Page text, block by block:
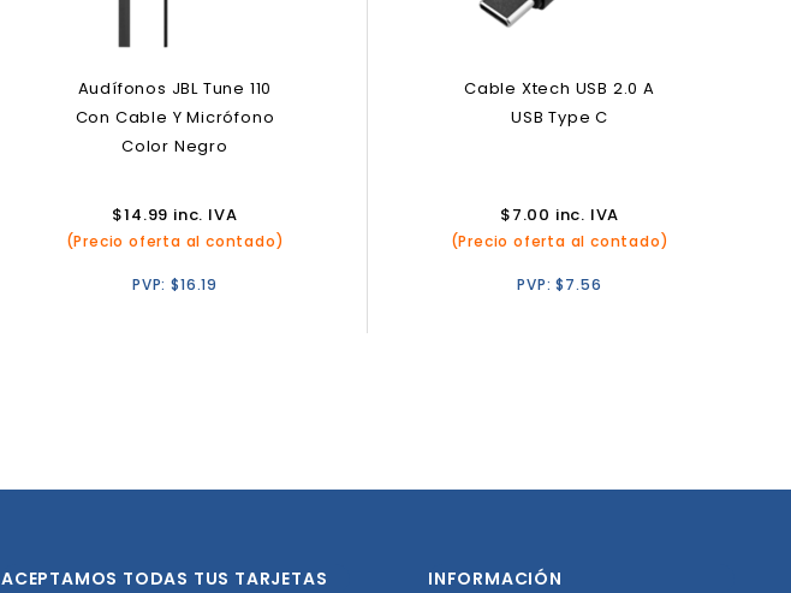
Audífonos JBL Tune 110
Con Cable Y Micrófono
Color Negro
$14.99 inc. IVA
(Precio oferta al contado)
PVP:$16.19
Cable Xtech USB 2.0 A
USB Type C
$7.00 inc. IVA
(Precio oferta al contado)
PVP:$7.56
ACEPTAMOS TODAS TUS TARJETAS INFORMACIÓN